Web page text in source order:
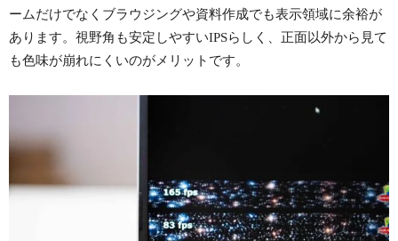
ームだけでなくブラウジングや資料作成でも表示領域に余裕が
あります。視野角も安定しやすいIPSらしく、正面以外から見て
も色味が崩れにくいのがメリットです。